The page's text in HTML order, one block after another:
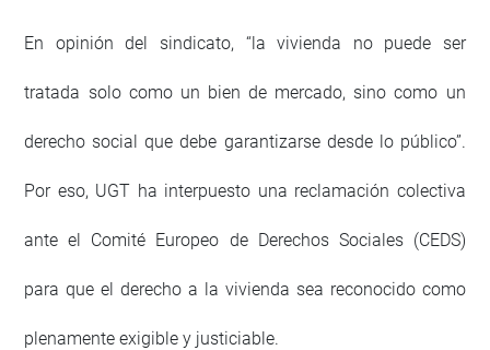
En opinión del sindicato, “la vivienda no puede ser
tratada solo como un bien de mercado, sino como un
derecho social que debe garantizarse desde lo público”.
Por eso, UGT ha interpuesto una reclamación colectiva
ante el Comité Europeo de Derechos Sociales (CEDS)
para que el derecho a la vivienda sea reconocido como
plenamente exigible y justiciable.